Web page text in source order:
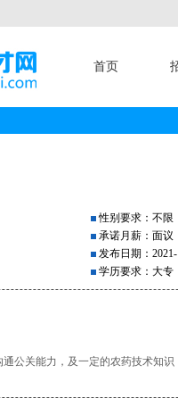
首页
性别要求：不限
承诺月薪：面议
发布日期：
学历要求：大专
公关能力，及一定的农药技术知识